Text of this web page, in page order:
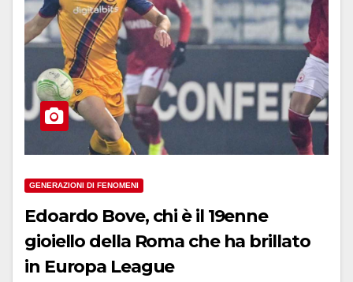
GENERAZIONI DI FENOMENI
Edoardo Bove, chi è il 19enne
gioiello della Roma che ha brillato
in Europa League